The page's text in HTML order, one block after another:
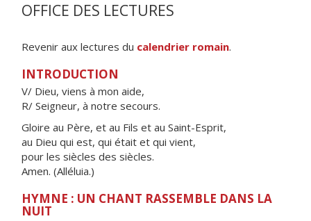
OFFICE DES LECTURES
Revenir aux lectures du calendrier romain.
INTRODUCTION
V/ Dieu, viens à mon aide,
R/ Seigneur, à notre secours.
Gloire au Père, et au Fils et au Saint-Esprit,
au Dieu qui est, qui était et qui vient,
pour les siècles des siècles.
Amen. (Alléluia.)
HYMNE : UN CHANT RASSEMBLE DANS LA
NUIT